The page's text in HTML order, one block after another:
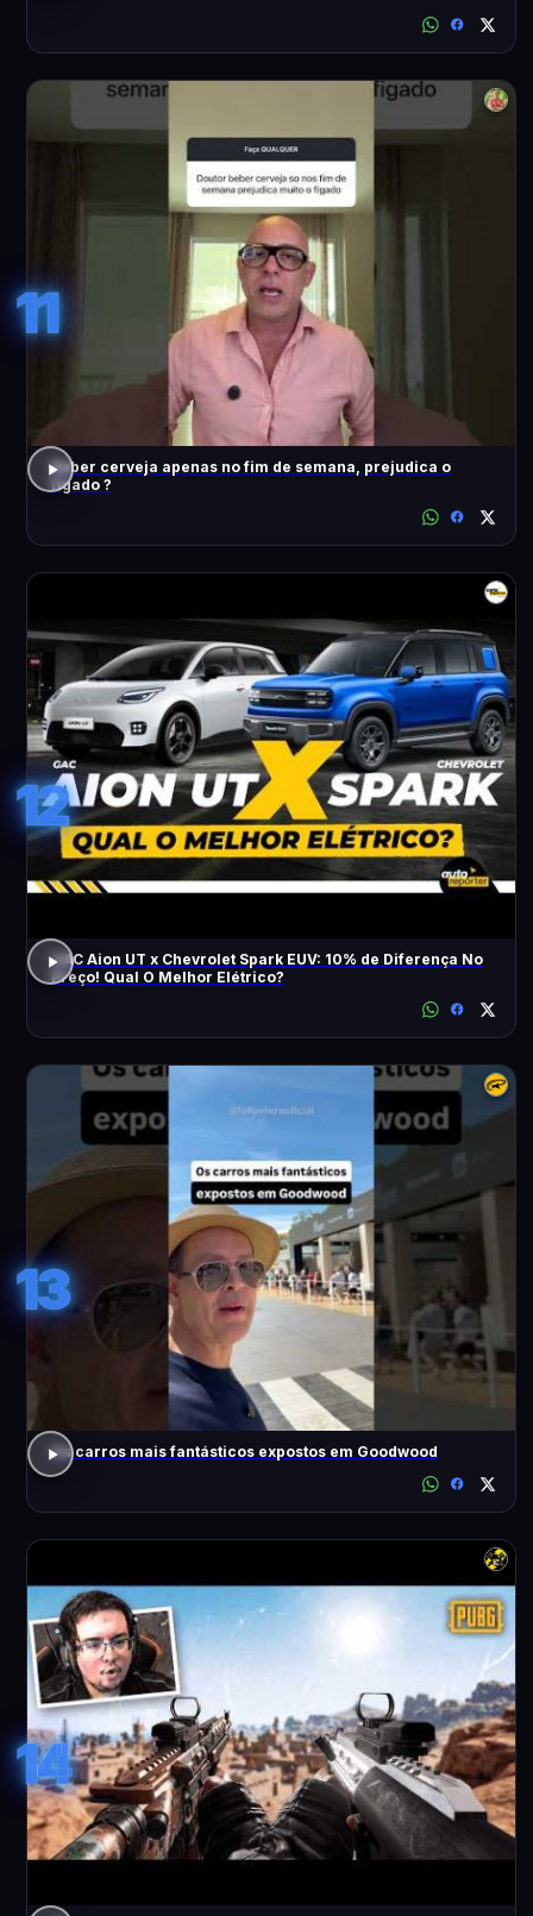
11
Beber cerveja apenas no fim de semana, prejudica o
fígado ?
12
GAC Aion UT x Chevrolet Spark EUV: 10% de Diferença No
Preço! Qual O Melhor Elétrico?
13
Os carros mais fantásticos expostos em Goodwood
14